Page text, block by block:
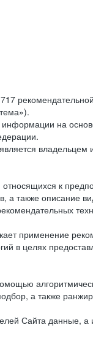
на
к
а также описание
применение
в целях
а также
Сайта данные, а